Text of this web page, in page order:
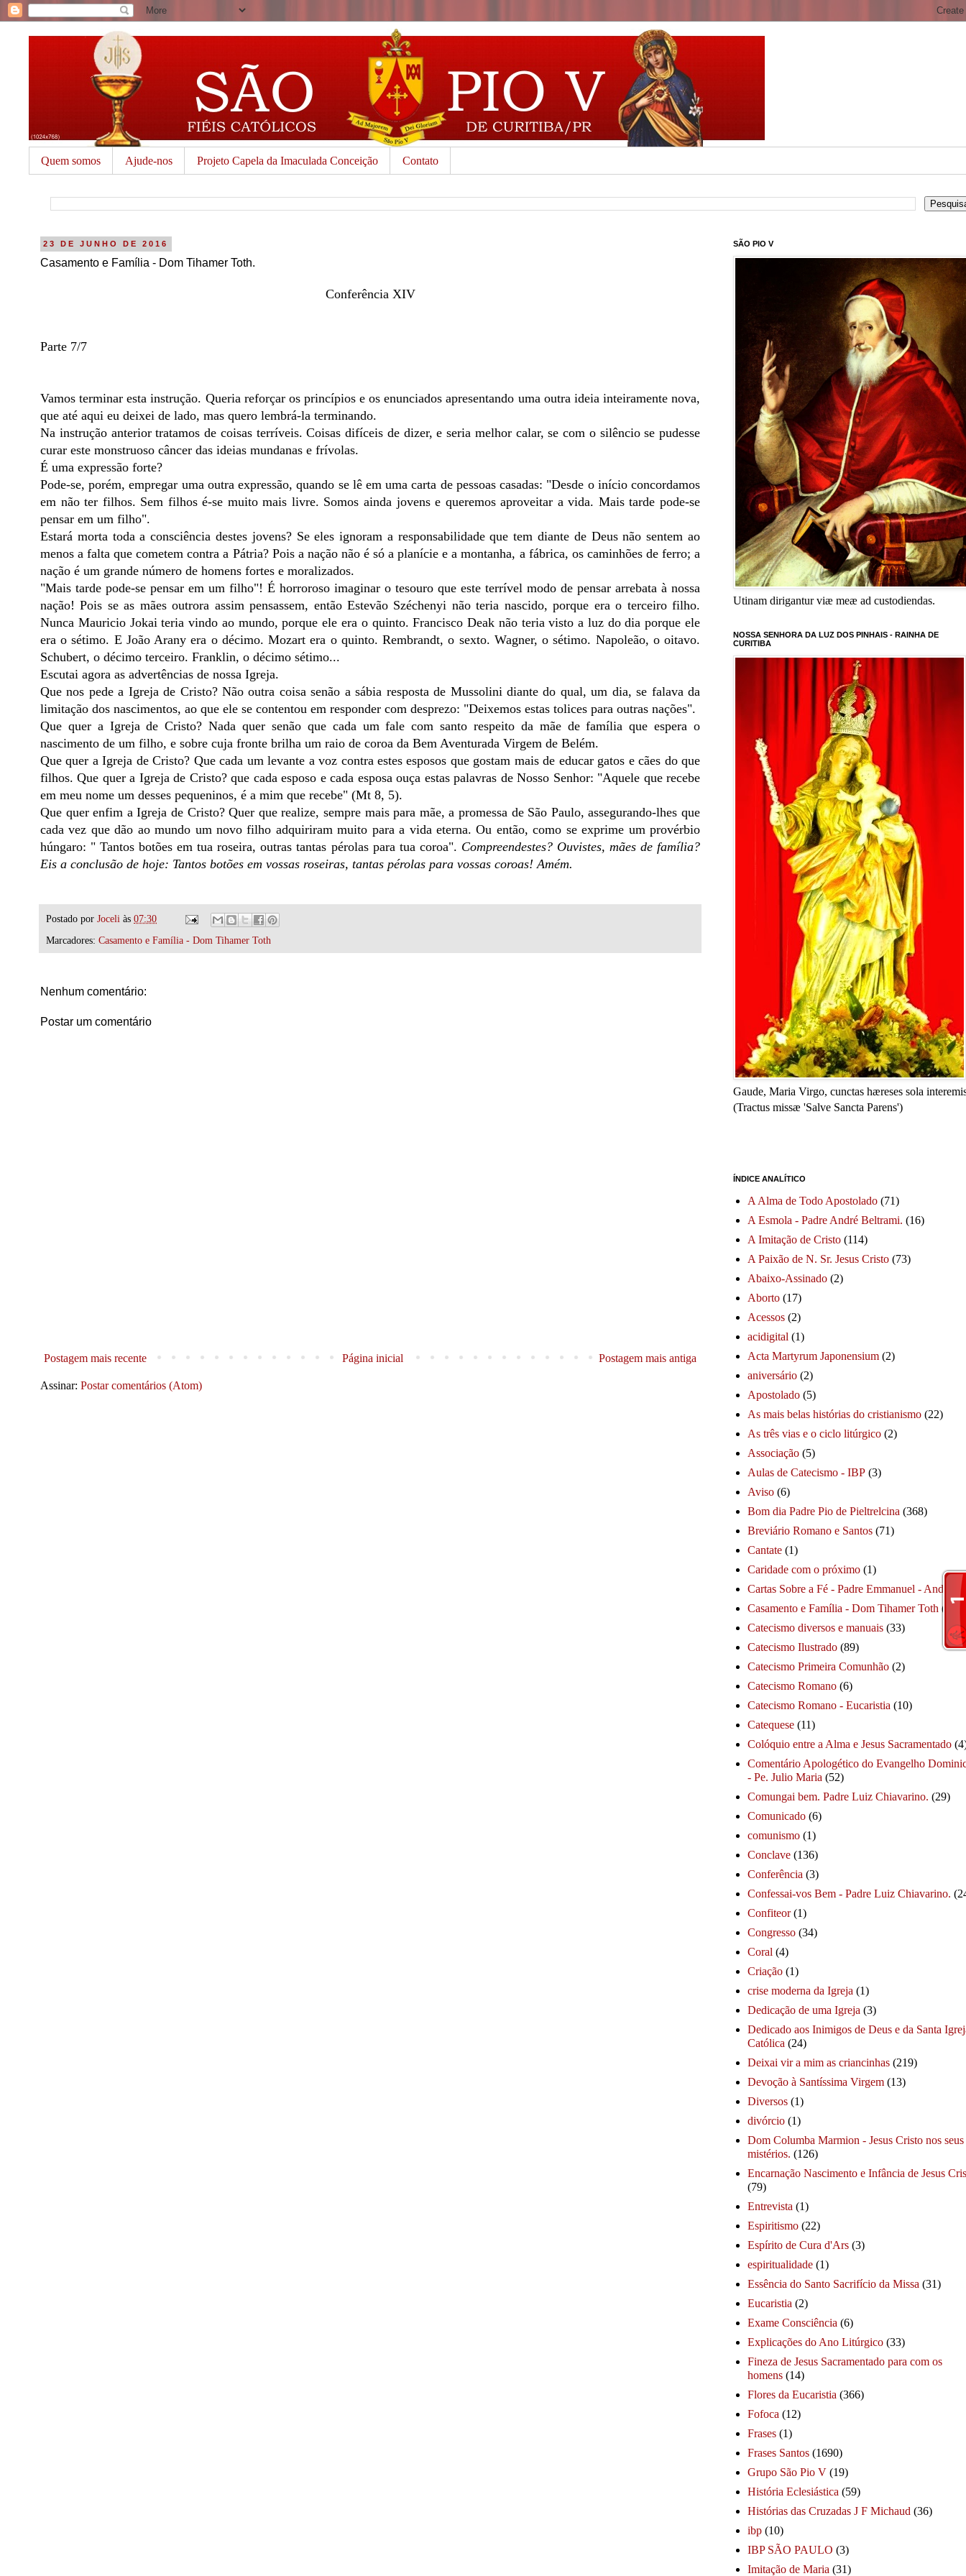
Quem somos Ajude-nos Projeto Capela da Imaculada Conceição Contato
23 DE JUNHO DE 2016
Casamento e Família - Dom Tihamer Toth.
Conferência XIV
Parte 7/7
Vamos terminar esta instrução. Queria reforçar os princípios e os enunciados apresentando uma outra ideia inteiramente nova,
que até aqui eu deixei de lado, mas quero lembrá-la terminando.
Na instrução anterior tratamos de coisas terríveis. Coisas difíceis de dizer, e seria melhor calar, se com o silêncio se pudesse
curar este monstruoso câncer das ideias mundanas e frívolas.
É uma expressão forte?
Pode-se, porém, empregar uma outra expressão, quando se lê em uma carta de pessoas casadas: "Desde o início concordamos
em não ter filhos. Sem filhos é-se muito mais livre. Somos ainda jovens e queremos aproveitar a vida. Mais tarde pode-se
pensar em um filho".
Estará morta toda a consciência destes jovens? Se eles ignoram a responsabilidade que tem diante de Deus não sentem ao
menos a falta que cometem contra a Pátria? Pois a nação não é só a planície e a montanha, a fábrica, os caminhões de ferro; a
nação é um grande número de homens fortes e moralizados.
"Mais tarde pode-se pensar em um filho"! É horroroso imaginar o tesouro que este terrível modo de pensar arrebata à nossa
nação! Pois se as mães outrora assim pensassem, então Estevão Széchenyi não teria nascido, porque era o terceiro filho.
Nunca Mauricio Jokai teria vindo ao mundo, porque ele era o quinto. Francisco Deak não teria visto a luz do dia porque ele
era o sétimo. E João Arany era o décimo. Mozart era o quinto. Rembrandt, o sexto. Wagner, o sétimo. Napoleão, o oitavo.
Schubert, o décimo terceiro. Franklin, o décimo sétimo...
Escutai agora as advertências de nossa Igreja.
Que nos pede a Igreja de Cristo? Não outra coisa senão a sábia resposta de Mussolini diante do qual, um dia, se falava da
limitação dos nascimentos, ao que ele se contentou em responder com desprezo: "Deixemos estas tolices para outras nações".
Que quer a Igreja de Cristo? Nada quer senão que cada um fale com santo respeito da mãe de família que espera o
nascimento de um filho, e sobre cuja fronte brilha um raio de coroa da Bem Aventurada Virgem de Belém.
Que quer a Igreja de Cristo? Que cada um levante a voz contra estes esposos que gostam mais de educar gatos e cães do que
filhos. Que quer a Igreja de Cristo? que cada esposo e cada esposa ouça estas palavras de Nosso Senhor: "Aquele que recebe
em meu nome um desses pequeninos, é a mim que recebe" (Mt 8, 5).
Que quer enfim a Igreja de Cristo? Quer que realize, sempre mais para mãe, a promessa de São Paulo, assegurando-lhes que
cada vez que dão ao mundo um novo filho adquiriram muito para a vida eterna. Ou então, como se exprime um provérbio
húngaro: " Tantos botões em tua roseira, outras tantas pérolas para tua coroa". Compreendestes? Ouvistes, mães de família?
Eis a conclusão de hoje: Tantos botões em vossas roseiras, tantas pérolas para vossas coroas! Amém.
Postado por Joceli às 07:30
Marcadores: Casamento e Família - Dom Tihamer Toth
Nenhum comentário:
Postar um comentário
Postagem mais recente Postagem mais antiga
Página inicial
Assinar: Postar comentários (Atom)
SÃO PIO V
Utinam dirigantur viæ meæ ad custodiendas.
NOSSA SENHORA DA LUZ DOS PINHAIS - RAINHA DE
CURITIBA
Gaude, Maria Virgo, cunctas hæreses sola
(Tractus missæ 'Salve Sancta Parens')
ÍNDICE ANALÍTICO
A Alma de Todo Apostolado (71)
A Esmola - Padre André Beltrami. (16)
A Imitação de Cristo (114)
A Paixão de N. Sr. Jesus Cristo (73)
Abaixo-Assinado (2)
Aborto (17)
Acessos (2)
acidigital (1)
Acta Martyrum Japonensium (2)
aniversário (2)
Apostolado (5)
As mais belas histórias do cristianismo (22)
As três vias e o ciclo litúrgico (2)
Associação (5)
Aulas de Catecismo - IBP (3)
Aviso (6)
Bom dia Padre Pio de Pieltrelcina (368)
Breviário Romano e Santos (71)
Cantate (1)
Caridade com o próximo (1)
Cartas Sobre a Fé - Padre Emmanuel - André
Casamento e Família - Dom Tihamer Toth (115)
Catecismo diversos e manuais (33)
Catecismo Ilustrado (89)
Catecismo Primeira Comunhão (2)
Catecismo Romano (6)
Catecismo Romano - Eucaristia (10)
Catequese (11)
Colóquio entre a Alma e Jesus Sacramentado
Comentário Apologético do Evangelho
- Pe. Julio Maria (52)
Comungai bem. Padre Luiz Chiavarino. (29)
Comunicado (6)
comunismo (1)
Conclave (136)
Conferência (3)
Confessai-vos Bem - Padre Luiz Chiavarino.
Confiteor (1)
Congresso (34)
Coral (4)
Criação (1)
crise moderna da Igreja (1)
Dedicação de uma Igreja (3)
Dedicado aos Inimigos de Deus e da Santa
Católica (24)
Deixai vir a mim as criancinhas (219)
Devoção à Santíssima Virgem (13)
Diversos (1)
divórcio (1)
Dom Columba Marmion - Jesus Cristo nos seus
mistérios. (126)
Encarnação Nascimento e Infância de Jesus
(79)
Entrevista (1)
Espiritismo (22)
Espírito de Cura d'Ars (3)
espiritualidade (1)
Essência do Santo Sacrifício da Missa (31)
Eucaristia (2)
Exame Consciência (6)
Explicações do Ano Litúrgico (33)
Fineza de Jesus Sacramentado para com os
homens (14)
Flores da Eucaristia (366)
Fofoca (12)
Frases (1)
Frases Santos (1690)
Grupo São Pio V (19)
História Eclesiástica (59)
Histórias das Cruzadas J F Michaud (36)
ibp (10)
IBP SÃO PAULO (3)
Imitação de Maria (31)